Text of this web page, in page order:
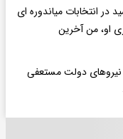
در انتخابات میاندوره ای
او، من آخرین
نیروهای دولت مستعفی